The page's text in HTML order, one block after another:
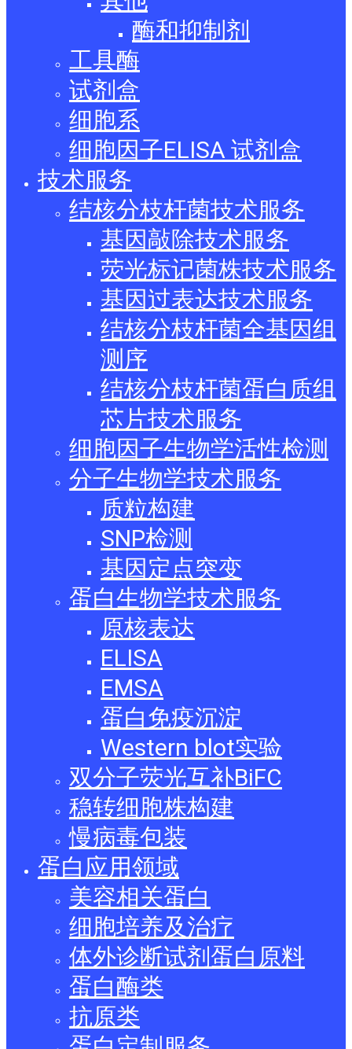
酶和抑制剂
工具酶
试剂盒
细胞系
细胞因子ELISA 试剂盒
技术服务
结核分枝杆菌技术服务
基因敲除技术服务
荧光标记菌株技术服务
基因过表达技术服务
结核分枝杆菌全基因组
测序
结核分枝杆菌蛋白质组
芯片技术服务
细胞因子生物学活性检测
分子生物学技术服务
质粒构建
SNP检测
基因定点突变
蛋白生物学技术服务
原核表达
ELISA
EMSA
蛋白免疫沉淀
Western blot实验
双分子荧光互补BiFC
稳转细胞株构建
慢病毒包装
蛋白应用领域
美容相关蛋白
细胞培养及治疗
体外诊断试剂蛋白原料
蛋白酶类
抗原类